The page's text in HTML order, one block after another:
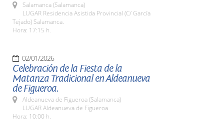
Salamanca (Salamanca)
LUGAR Residencia Asistida Provincial (C/ García
Tejado) Salamanca.
Hora: 17:15 h.
02/01/2026
Celebración de la Fiesta de la
Matanza Tradicional en Aldeanueva
de Figueroa.
Aldeanueva de Figueroa (Salamanca)
LUGAR Aldeanueva de Figueroa
Hora: 10:00 h.